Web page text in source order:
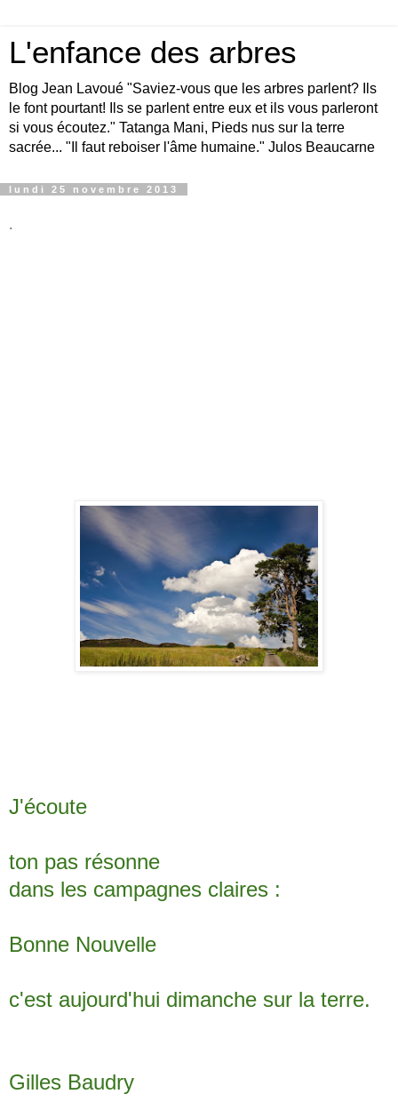
L'enfance des arbres
Blog Jean Lavoué "Saviez-vous que les arbres parlent? Ils
le font pourtant! Ils se parlent entre eux et ils vous parleront
si vous écoutez." Tatanga Mani, Pieds nus sur la terre
sacrée... "Il faut reboiser l'âme humaine." Julos Beaucarne
lundi 25 novembre 2013
.
J'écoute
ton pas résonne
dans les campagnes claires :
Bonne Nouvelle
c'est aujourd'hui dimanche sur la terre.
Gilles Baudry